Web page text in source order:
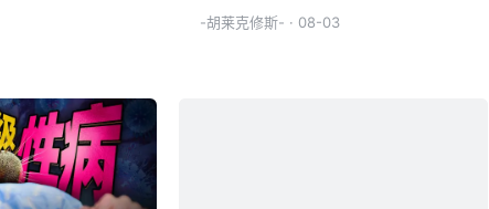
-胡莱克修斯- · 08-03